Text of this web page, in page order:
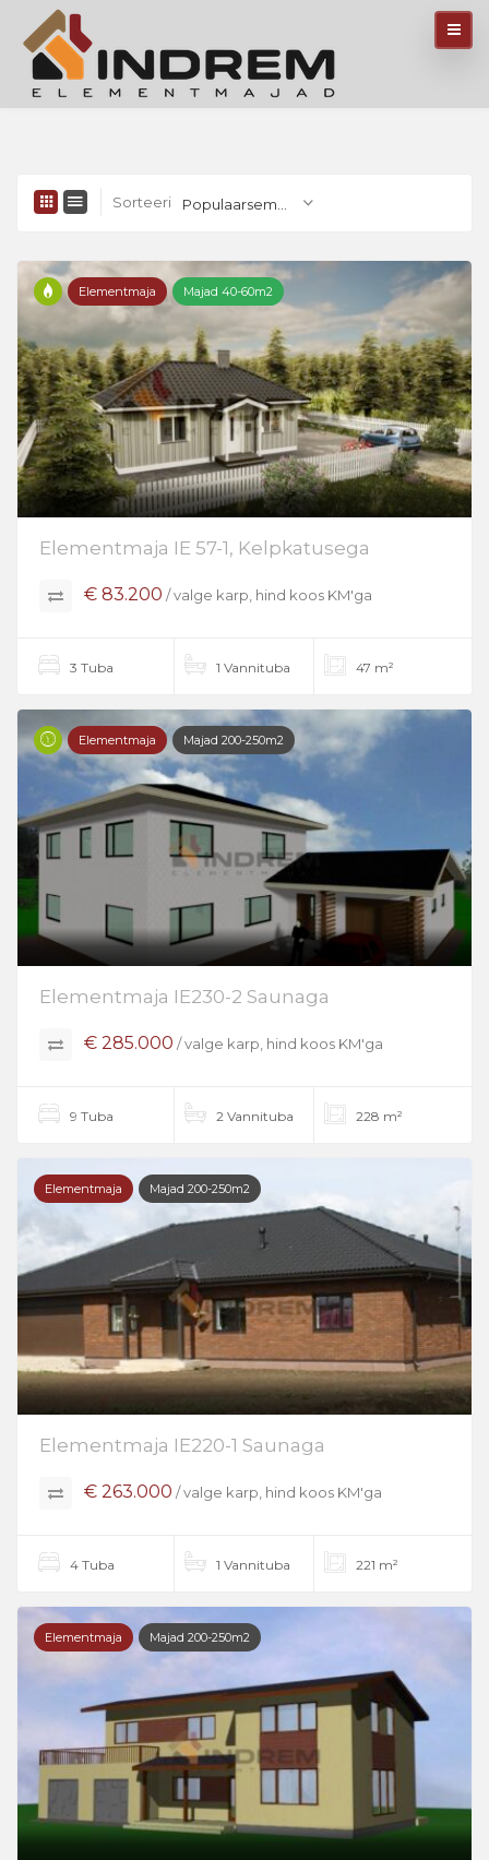
Sorteeri
Elementmaja Majad 40-60m2
Elementmaja IE 57-1, Kelpkatusega
€ 83.200 / valge karp, hind koos KM'ga
3 Tuba 1 Vannituba 47 m²
Elementmaja Majad 200-250m2
Elementmaja IE230-2 Saunaga
€ 285.000 / valge karp, hind koos KM'ga
9 Tuba 2 Vannituba 228 m²
Elementmaja Majad 200-250m2
Elementmaja IE220-1 Saunaga
€ 263.000 / valge karp, hind koos KM'ga
4 Tuba 1 Vannituba 221 m²
Elementmaja Majad 200-250m2